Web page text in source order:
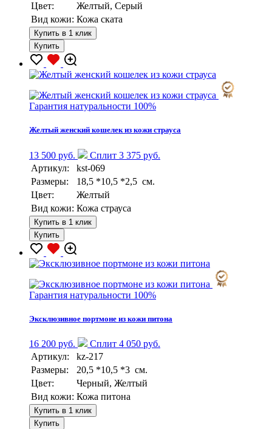
Цвет:
Желтый, Серый
Вид кожи: Кожа ската
Купить в 1 клик
Купить
Гарантия натуральности 100%
Желтый женский кошелек из кожи страуса
13 500 руб.
Сплит 3 375 руб.
Артикул:
kst-069
Размеры:
18,5 *10,5 *2,5 см.
Цвет:
Желтый
Вид кожи: Кожа страуса
Купить в 1 клик
Купить
Гарантия натуральности 100%
Эксклюзивное портмоне из кожи питона
16 200 руб.
Сплит 4 050 руб.
Артикул:
kz-217
Размеры:
20,5 *10,5 *3 см.
Цвет:
Черный, Желтый
Вид кожи: Кожа питона
Купить в 1 клик
Купить